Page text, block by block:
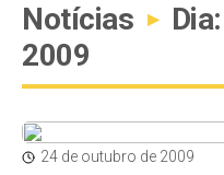
Notícias ▸
2009
24 de outubro de 2009